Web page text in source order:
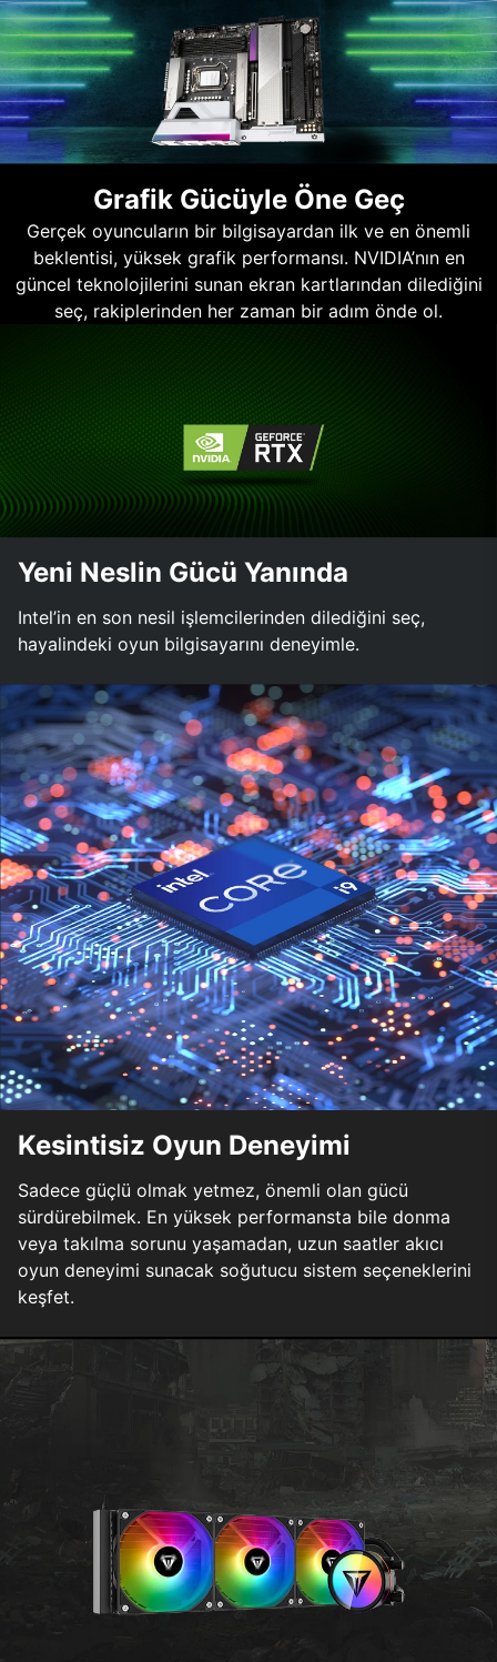
Grafik Gücüyle Öne Geç
Gerçek oyuncuların bir bilgisayardan ilk ve en önemli
beklentisi, yüksek grafik performansı. NVIDIA’nın en
güncel teknolojilerini sunan ekran kartlarından dilediğini
seç, rakiplerinden her zaman bir adım önde ol.
Yeni Neslin Gücü Yanında
Intel’in en son nesil işlemcilerinden dilediğini seç,
hayalindeki oyun bilgisayarını deneyimle.
Kesintisiz Oyun Deneyimi
Sadece güçlü olmak yetmez, önemli olan gücü
sürdürebilmek. En yüksek performansta bile donma
veya takılma sorunu yaşamadan, uzun saatler akıcı
oyun deneyimi sunacak soğutucu sistem seçeneklerini
keşfet.